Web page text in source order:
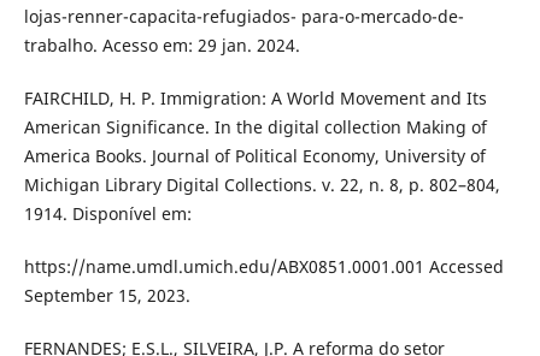
lojas-renner-capacita-refugiados- para-o-mercado-de-
trabalho. Acesso em: 29 jan. 2024.
FAIRCHILD, H. P. Immigration: A World Movement and Its
American Significance. In the digital collection Making of
America Books. Journal of Political Economy, University of
Michigan Library Digital Collections. v. 22, n. 8, p. 802–804,
1914. Disponível em:
https://name.umdl.umich.edu/ABX0851.0001.001 Accessed
September 15, 2023.
FERNANDES; E.S.L., SILVEIRA, J.P. A reforma do setor